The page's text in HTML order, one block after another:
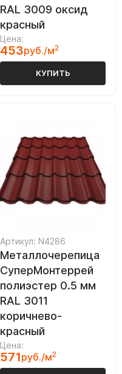
RAL 3009 оксид
красный
Цена:
453руб./м2
КУПИТЬ
Артикул: N4286
Металлочерепица
СуперМонтеррей
полиэстер 0.5 мм
RAL 3011
коричнево-
красный
Цена:
571руб./м2